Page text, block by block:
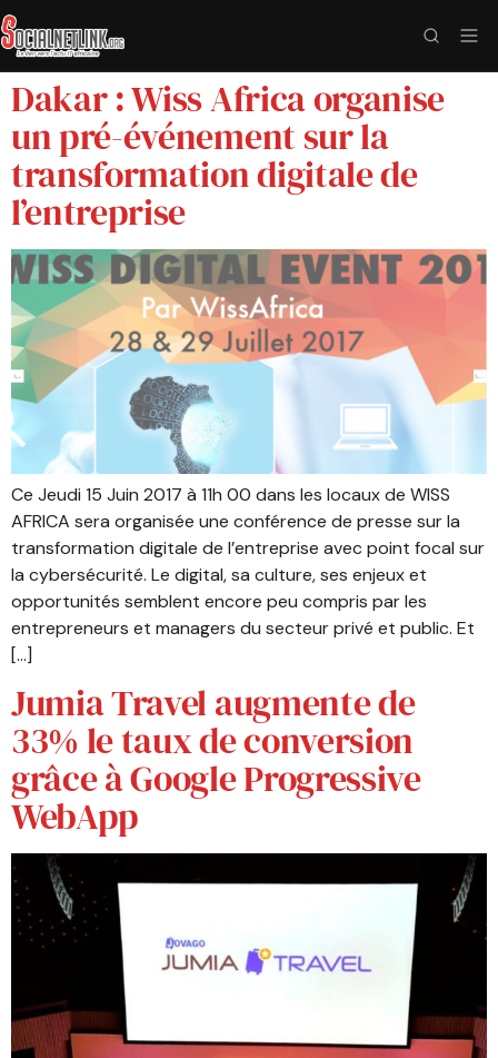
Dakar : Wiss Africa organise
un pré-événement sur la
transformation digitale de
l’entreprise
Ce Jeudi 15 Juin 2017 à 11h 00 dans les locaux de WISS
AFRICA sera organisée une conférence de presse sur la
transformation digitale de l’entreprise avec point focal sur
la cybersécurité. Le digital, sa culture, ses enjeux et
opportunités semblent encore peu compris par les
entrepreneurs et managers du secteur privé et public. Et
[…]
Jumia Travel augmente de
33% le taux de conversion
grâce à Google Progressive
WebApp